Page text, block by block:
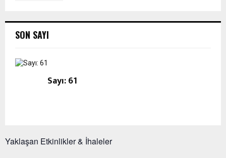
SON SAYI
Sayı: 61
Yaklaşan Etkinlikler & İhaleler